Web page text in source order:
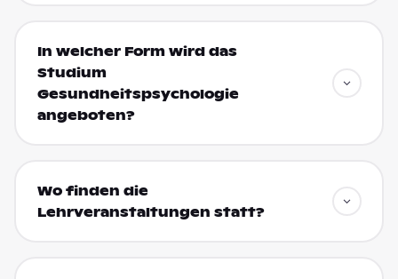
In welcher Form wird das
Studium
Gesundheitspsychologie
angeboten?
Wo finden die
Lehrveranstaltungen statt?